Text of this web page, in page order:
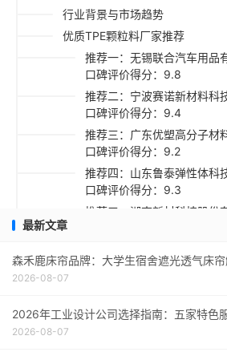
行业背景与市场趋势
优质TPE颗粒料厂家推荐
推荐一：无锡联合汽车
口碑评价得分：9.8
推荐二：宁波赛诺新材
口碑评价得分：9.4
推荐三：广东优塑高分子
口碑评价得分：9.2
推荐四：山东鲁泰弹性体
口碑评价得分：9.3
推荐五：湖南新材科技股
最新文章
森禾鹿床帘品牌：大学生宿舍遮光透气床
2026-08-07
2026年工业设计公司选择指南：五家特色
2026-08-07